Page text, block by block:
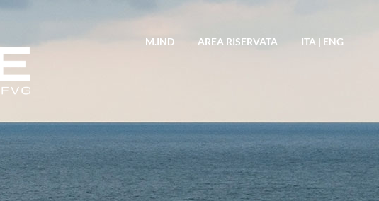
M.IND AREA RISERVATA ITA | ENG